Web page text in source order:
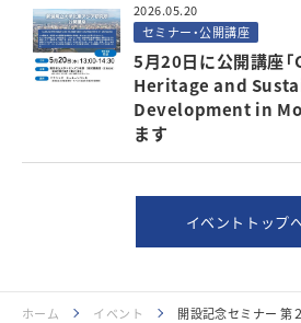
2026.05.20
セミナー・公開講座
5月20日に公開講座
Heritage and
Development in
ます
イベントトップ
ホーム イベント 開設記念セミナー 第